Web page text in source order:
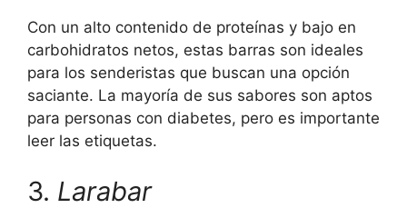
Con un alto contenido de proteínas y bajo en
carbohidratos netos, estas barras son ideales
para los senderistas que buscan una opción
saciante. La mayoría de sus sabores son aptos
para personas con diabetes, pero es importante
leer las etiquetas.
3. Larabar